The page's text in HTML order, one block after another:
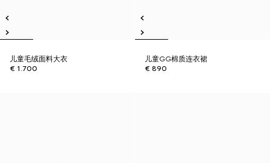
儿童毛绒面料大衣
€ 1.700
儿童GG棉质连衣裙
€ 890